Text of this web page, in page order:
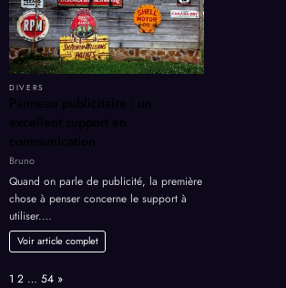
DIVERS
Panneau publicitaire : un
excellent support en
communication
Bruno
Quand on parle de publicité, la première
chose à penser concerne le support à
utiliser.…
Voir article complet
Page:
1 2 … 54 Next
»